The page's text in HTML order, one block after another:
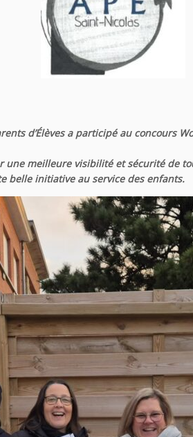
d’Élèves a participé au concours
une meilleure visibilité et sécurité de
belle initiative au service des enfants.